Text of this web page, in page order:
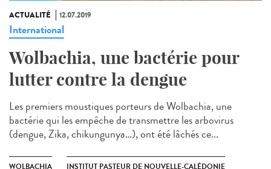
ACTUALITÉ 12.07.2019
International
Wolbachia, une bactérie pour
lutter contre la dengue
Les premiers moustiques porteurs de Wolbachia, une
bactérie qui les empêche de transmettre les arbovirus
(dengue, Zika, chikungunya…), ont été lâchés ce...
WOLBACHIA INSTITUT PASTEUR DE NOUVELLE-CALÉDONIE